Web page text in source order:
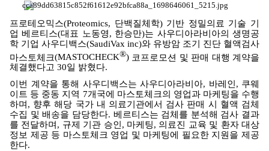
프로테오믹스(Proteomics, 단백질체학) 기반 정밀의료 기술 기
업 베르티스(대표 노동영, 한승만)는 사우디아라비아의 생명공
학 기업 사우디백스(SaudiVax inc)와 유방암 조기 진단 혈액검사
마스토체크(MASTOCHECK®) 코프로모션 및 판매 대행 계약을
체결했다고 30일 밝혔다.
이번 계약을 통해 사우디백스는 사우디아라비아, 바레인 , 쿠웨
이트 등 중동 지역 7개국에 마스토체크의 영업과 마케팅을 수행
하며 , 향후 해당 국가 내 의료기관에서 검사 판매 시 혈액 검체
수집 및 배송을 담당한다. 베르티스는 검체를 분석해 검사 결과
를 전달하며 , 규제 기관 승인 , 마케팅, 의료진 교육 및 환자 대상
정보 제공 등 마스토체크 영업 및 마케팅에 필요한 지원을 제공
한다.